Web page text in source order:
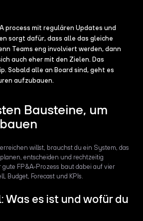
process mit regulären Updates und
sorgt dafür, dass alle das gleiche
Teams eng involviert werden, dann
auch eher mit den Zielen. Das
Sobald alle an Board sind, geht es
aufzubauen.
Bausteine, um
willst, brauchst du ein System, das
entscheiden und rechtzeitig
gute FP&A-Prozess baut dabei auf vier
Budget, Forecast und KPIs.
Was es ist und wofür du